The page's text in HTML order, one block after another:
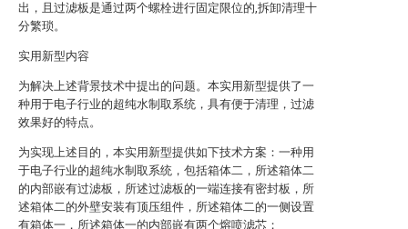
出，且过滤板是通过两个螺栓进行固定限位的,拆卸清理十
分繁琐。
实用新型内容
为解决上述背景技术中提出的问题。本实用新型提供了一
种用于电子行业的超纯水制取系统，具有便于清理，过滤
效果好的特点。
为实现上述目的，本实用新型提供如下技术方案：一种用
于电子行业的超纯水制取系统，包括箱体二，所述箱体二
的内部嵌有过滤板，所述过滤板的一端连接有密封板，所
述箱体二的外壁安装有顶压组件，所述箱体二的一侧设置
有箱体一，所述箱体一的内部嵌有两个熔喷滤芯；